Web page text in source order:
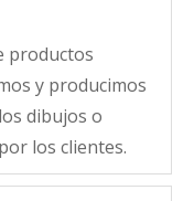
productos
y producimos
dibujos o
los clientes.